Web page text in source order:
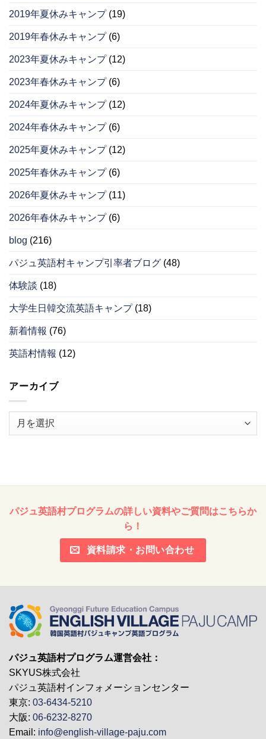
2019年夏休みキャンプ(19)
2019年春休みキャンプ(6)
2023年夏休みキャンプ(12)
2023年春休みキャンプ(6)
2024年夏休みキャンプ(12)
2024年春休みキャンプ(6)
2025年夏休みキャンプ(12)
2025年春休みキャンプ(6)
2026年夏休みキャンプ(11)
2026年春休みキャンプ(6)
blog (216)
パジュ英語村キャンプ引率者ブログ (48)
体験談 (18)
大学生日韓交流英語キャンプ(18)
新着情報 (76)
英語村情報 (12)
アーカイブ
パジュ英語村プログラムの詳しい資料やご質問はこちらか
ら！
資料請求・お問い合わせ
パジュ英語村プログラム運営会社：
SKYUS株式会社
パジュ英語村インフォメーションセンター
東京: 03-6434-5210
大阪: 06-6232-8270
Email: info@english-village-paju.com